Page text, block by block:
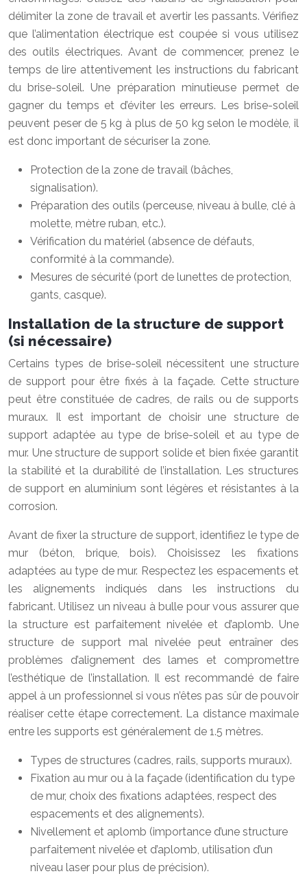
délimiter la zone de travail et avertir les passants. Vérifiez
que l’alimentation électrique est coupée si vous utilisez
des outils électriques. Avant de commencer, prenez le
temps de lire attentivement les instructions du fabricant
du brise-soleil. Une préparation minutieuse permet de
gagner du temps et d’éviter les erreurs. Les brise-soleil
peuvent peser de 5 kg à plus de 50 kg selon le modèle, il
est donc important de sécuriser la zone.
Protection de la zone de travail (bâches,
signalisation).
Préparation des outils (perceuse, niveau à bulle, clé à
molette, mètre ruban, etc.).
Vérification du matériel (absence de défauts,
conformité à la commande).
Mesures de sécurité (port de lunettes de protection,
gants, casque).
Installation de la structure de support
(si nécessaire)
Certains types de brise-soleil nécessitent une structure
de support pour être fixés à la façade. Cette structure
peut être constituée de cadres, de rails ou de supports
muraux. Il est important de choisir une structure de
support adaptée au type de brise-soleil et au type de
mur. Une structure de support solide et bien fixée garantit
la stabilité et la durabilité de l’installation. Les structures
de support en aluminium sont légères et résistantes à la
corrosion.
Avant de fixer la structure de support, identifiez le type de
mur (béton, brique, bois). Choisissez les fixations
adaptées au type de mur. Respectez les espacements et
les alignements indiqués dans les instructions du
fabricant. Utilisez un niveau à bulle pour vous assurer que
la structure est parfaitement nivelée et d’aplomb. Une
structure de support mal nivelée peut entraîner des
problèmes d’alignement des lames et compromettre
l’esthétique de l’installation. Il est recommandé de faire
appel à un professionnel si vous n’êtes pas sûr de pouvoir
réaliser cette étape correctement. La distance maximale
entre les supports est généralement de 1.5 mètres.
Types de structures (cadres, rails, supports muraux).
Fixation au mur ou à la façade (identification du type
de mur, choix des fixations adaptées, respect des
espacements et des alignements).
Nivellement et aplomb (importance d’une structure
parfaitement nivelée et d’aplomb, utilisation d’un
niveau laser pour plus de précision).